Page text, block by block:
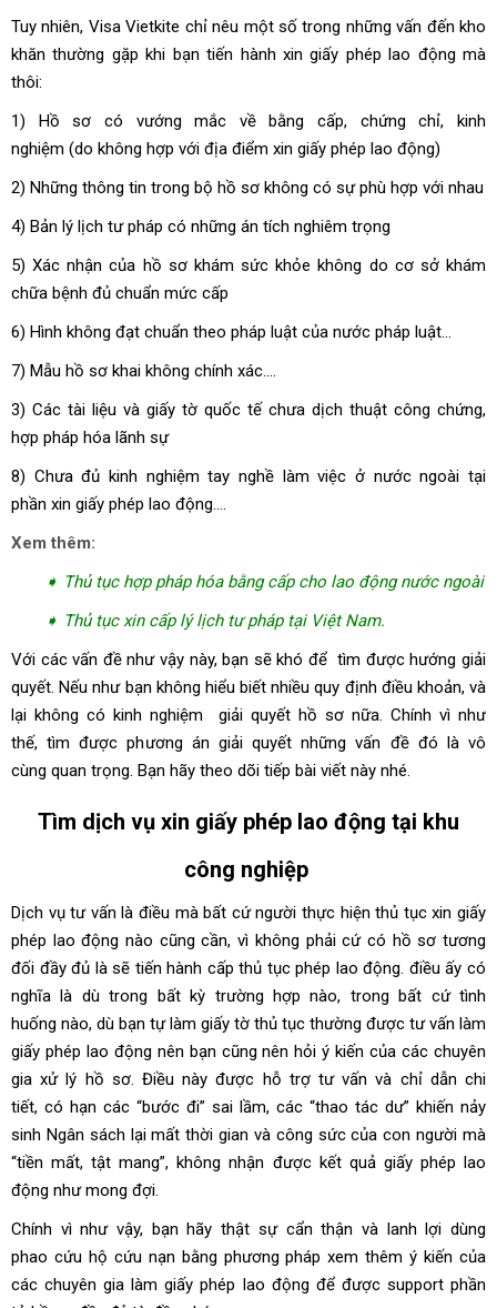
Tuy nhiên, Visa Vietkite chỉ nêu một số trong những vấn đến kho
khăn thường gặp khi bạn tiến hành xin giấy phép lao động mà
thôi:
1) Hồ sơ có vướng mắc về bằng cấp, chứng chỉ, kinh
nghiệm (do không hợp với địa điểm xin giấy phép lao động)
2) Những thông tin trong bộ hồ sơ không có sự phù hợp với nhau
4) Bản lý lịch tư pháp có những án tích nghiêm trọng
5) Xác nhận của hồ sơ khám sức khỏe không do cơ sở khám
chữa bệnh đủ chuẩn mức cấp
6) Hình không đạt chuẩn theo pháp luật của nước pháp luật…
7) Mẫu hồ sơ khai không chính xác….
3) Các tài liệu và giấy tờ quốc tế chưa dịch thuật công chứng,
hợp pháp hóa lãnh sự
8) Chưa đủ kinh nghiệm tay nghề làm việc ở nước ngoài tại
phần xin giấy phép lao động….
Xem thêm:
➧ Thủ tục hợp pháp hóa bằng cấp cho lao động nước ngoài
➧ Thủ tục xin cấp lý lịch tư pháp tại Việt Nam.
Với các vấn đề như vậy này, bạn sẽ khó để tìm được hướng giải
quyết. Nếu như bạn không hiểu biết nhiều quy định điều khoản, và
lại không có kinh nghiệm giải quyết hồ sơ nữa. Chính vì như
thế, tìm được phương án giải quyết những vấn đề đó là vô
cùng quan trọng. Bạn hãy theo dõi tiếp bài viết này nhé.
Tìm dịch vụ xin giấy phép lao động tại khu
công nghiệp
Dịch vụ tư vấn là điều mà bất cứ người thực hiện thủ tục xin giấy
phép lao động nào cũng cần, vì không phải cứ có hồ sơ tương
đối đầy đủ là sẽ tiến hành cấp thủ tục phép lao động. điều ấy có
nghĩa là dù trong bất kỳ trường hợp nào, trong bất cứ tình
huống nào, dù bạn tự làm giấy tờ thủ tục thường được tư vấn làm
giấy phép lao động nên bạn cũng nên hỏi ý kiến của các chuyên
gia xử lý hồ sơ. Điều này được hỗ trợ tư vấn và chỉ dẫn chi
tiết, có hạn các “bước đi” sai lầm, các “thao tác dư” khiến nảy
sinh Ngân sách lại mất thời gian và công sức của con người mà
“tiền mất, tật mang”, không nhận được kết quả giấy phép lao
động như mong đợi.
Chính vì như vậy, bạn hãy thật sự cẩn thận và lanh lợi dùng
phao cứu hộ cứu nạn bằng phương pháp xem thêm ý kiến của
các chuyên gia làm giấy phép lao động để được support phần